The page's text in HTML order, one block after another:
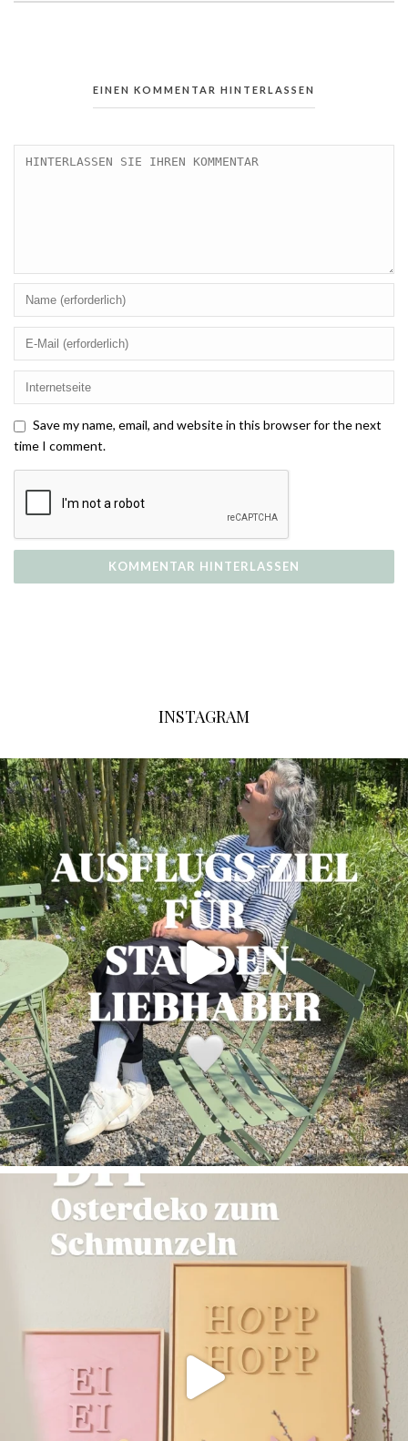
EINEN KOMMENTAR HINTERLASSEN
Save my name, email, and website in this browser for the next
time I comment.
INSTAGRAM